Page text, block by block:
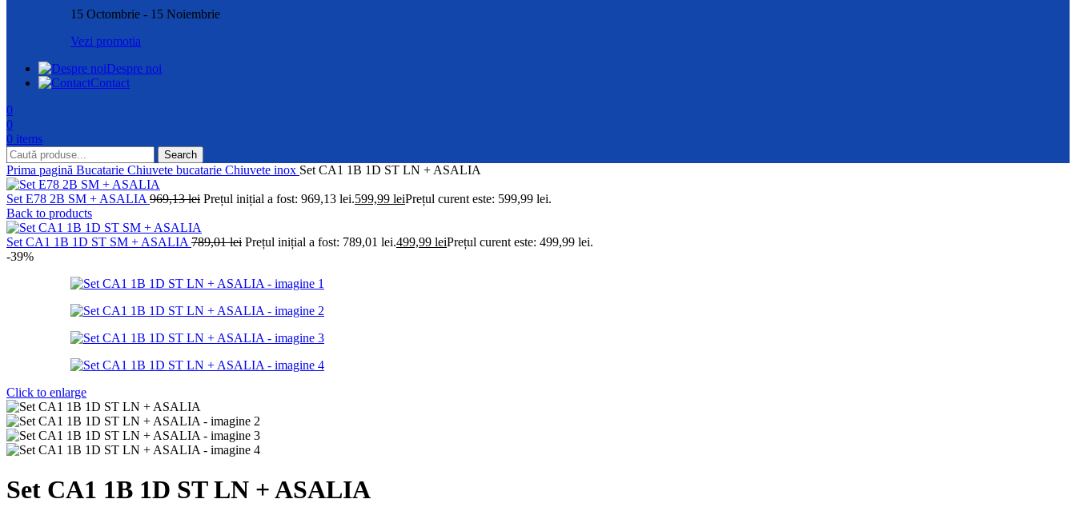
15 Octombrie - 15 Noiembrie
Vezi promotia
Despre noi
Contact
0
0
0 items
Search
Prima pagină Bucatarie Chiuvete bucatarie Chiuvete inox Set CA1 1B 1D ST LN + ASALIA
Set E78 2B SM + ASALIA 969,13lei Prețul inițial a fost: 969,13 lei.599,99 leiPrețul curent este: 599,99 lei.
Back to products
Set CA1 1B 1D ST SM + ASALIA 789,01lei Prețul inițial a fost: 789,01 lei.499,99 leiPrețul curent este: 499,99 lei.
-39%
Click to enlarge
Set CA1 1B 1D ST LN + ASALIA